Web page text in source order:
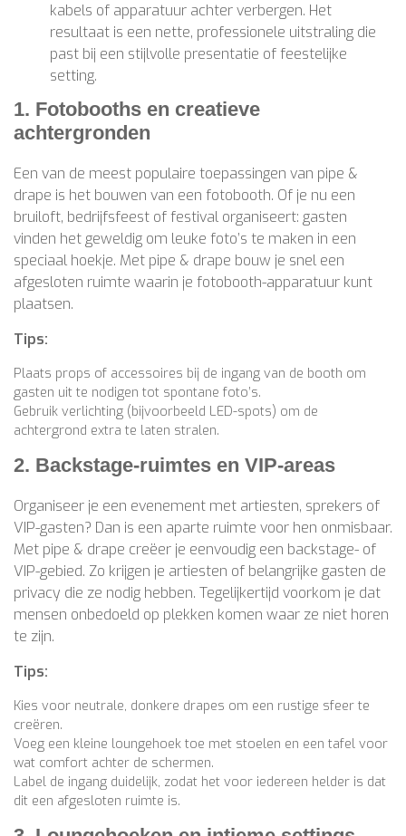
kabels of apparatuur achter verbergen. Het
resultaat is een nette, professionele uitstraling die
past bij een stijlvolle presentatie of feestelijke
setting.
1. Fotobooths en creatieve
achtergronden
Een van de meest populaire toepassingen van pipe &
drape is het bouwen van een fotobooth. Of je nu een
bruiloft, bedrijfsfeest of festival organiseert: gasten
vinden het geweldig om leuke foto’s te maken in een
speciaal hoekje. Met pipe & drape bouw je snel een
afgesloten ruimte waarin je fotobooth-apparatuur kunt
plaatsen.
Tips:
Plaats props of accessoires bij de ingang van de booth om
gasten uit te nodigen tot spontane foto’s.
Gebruik verlichting (bijvoorbeeld LED-spots) om de
achtergrond extra te laten stralen.
2. Backstage-ruimtes en VIP-areas
Organiseer je een evenement met artiesten, sprekers of
VIP-gasten? Dan is een aparte ruimte voor hen onmisbaar.
Met pipe & drape creëer je eenvoudig een backstage- of
VIP-gebied. Zo krijgen je artiesten of belangrijke gasten de
privacy die ze nodig hebben. Tegelijkertijd voorkom je dat
mensen onbedoeld op plekken komen waar ze niet horen
te zijn.
Tips:
Kies voor neutrale, donkere drapes om een rustige sfeer te
creëren.
Voeg een kleine loungehoek toe met stoelen en een tafel voor
wat comfort achter de schermen.
Label de ingang duidelijk, zodat het voor iedereen helder is dat
dit een afgesloten ruimte is.